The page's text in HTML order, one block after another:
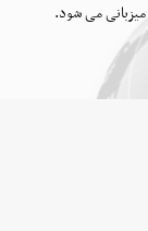
میزبانی می شود.